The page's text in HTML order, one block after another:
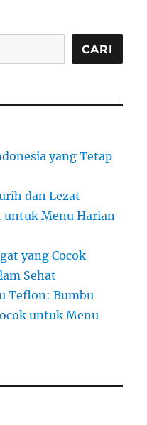
CARI
yang Tetap
dan Lezat
untuk Menu Harian
yang Cocok
Sehat
Teflon: Bumbu
untuk Menu